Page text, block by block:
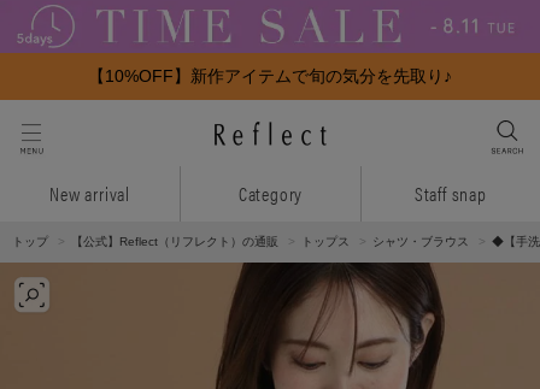
【10%OFF】新作アイテムで旬の気分を先取り♪
New arrival Category Staff snap
トップ 【公式】Reflect（リフレクト）の通販 トップス シャツ・ブラウス ◆【手洗